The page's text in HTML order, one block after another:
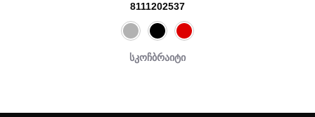
8111202537
სკოჩბრაიტი